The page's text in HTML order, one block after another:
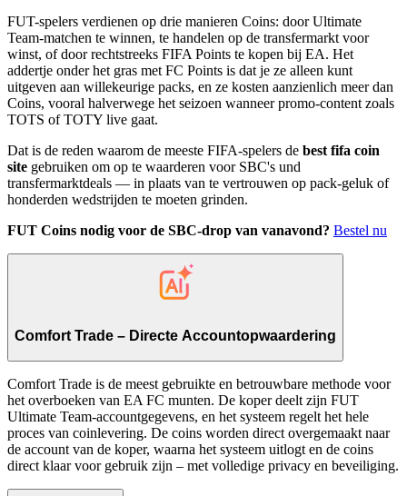
FUT-spelers verdienen op drie manieren Coins: door Ultimate
Team-matchen te winnen, te handelen op de transfermarkt voor
winst, of door rechtstreeks FIFA Points te kopen bij EA. Het
addertje onder het gras met FC Points is dat je ze alleen kunt
uitgeven aan willekeurige packs, en ze kosten aanzienlich meer dan
Coins, vooral halverwege het seizoen wanneer promo-content zoals
TOTS of TOTY live gaat.
Dat is de reden waarom de meeste FIFA-spelers de best fifa coin
site gebruiken om op te waarderen voor SBC's und
transfermarktdeals — in plaats van te vertrouwen op pack-geluk of
honderden wedstrijden te moeten grinden.
FUT Coins nodig voor de SBC-drop van vanavond? Bestel nu
Comfort Trade – Directe Accountopwaardering
Comfort Trade is de meest gebruikte en betrouwbare methode voor
het overboeken van EA FC munten. De koper deelt zijn FUT
Ultimate Team-accountgegevens, en het systeem regelt het hele
proces van coinlevering. De coins worden direct overgemaakt naar
de account van de koper, waarna het systeem uitlogt en de coins
direct klaar voor gebruik zijn – met volledige privacy en beveiliging.